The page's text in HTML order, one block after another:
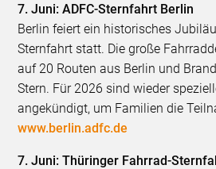
7. Juni: ADFC-Sternfahrt Berlin
Berlin feiert ein historisches
Sternfahrt statt. Die große
auf 20 Routen aus Berlin und
Stern. Für 2026 sind wieder
angekündigt, um Familien die
www.berlin.adfc.de
7. Juni: Thüringer Fahrrad-